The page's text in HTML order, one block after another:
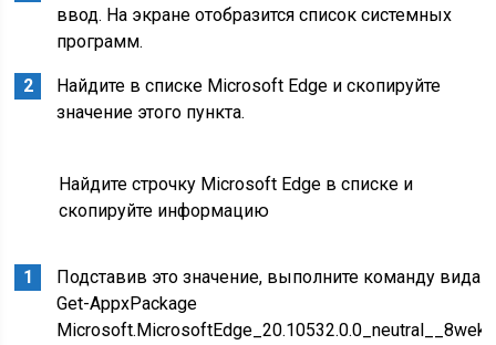
ввод. На экране отобразится список системных
программ.
Найдите в списке Microsoft Edge и скопируйте
значение этого пункта.
Найдите строчку Microsoft Edge в списке и
скопируйте информацию
Подставив это значение, выполните команду вида
Get-AppxPackage